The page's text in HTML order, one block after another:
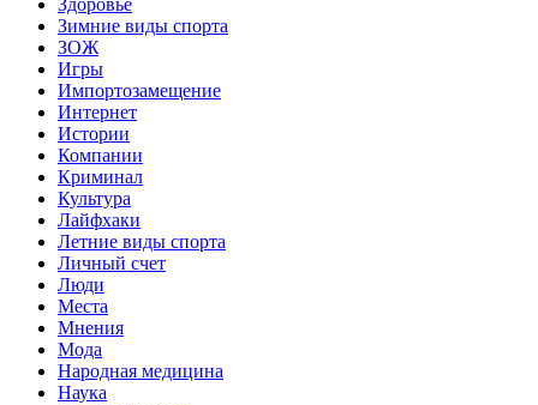
Зимние виды спорта
ЗОЖ
Игры
Импортозамещение
Интернет
Истории
Компании
Криминал
Культура
Лайфхаки
Летние виды спорта
Личный счет
Люди
Места
Мнения
Мода
Народная медицина
Наука